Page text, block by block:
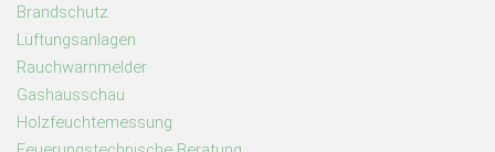
Brandschutz
Lüftungsanlagen
Rauchwarnmelder
Gashausschau
Holzfeuchtemessung